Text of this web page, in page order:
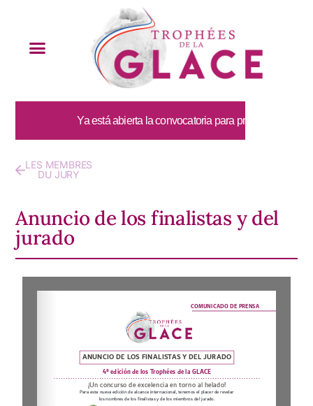
Ya está abierta la convocatoria para presentar
LES MEMBRES
DU JURY
Anuncio de los finalistas y del
jurado